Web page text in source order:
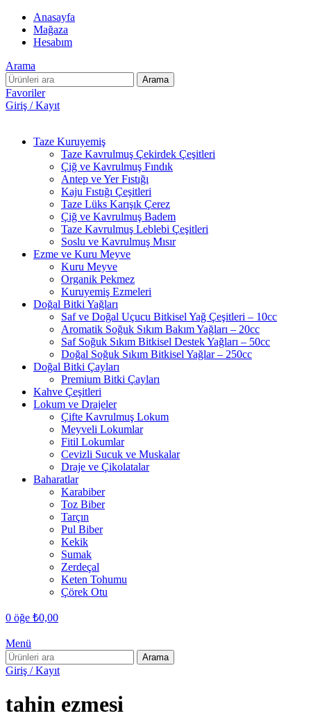
Anasayfa
Mağaza
Hesabım
Arama
Arama
Favoriler
Giriş / Kayıt
Taze Kuruyemiş
Taze Kavrulmuş Çekirdek Çeşitleri
Çiğ ve Kavrulmuş Fındık
Antep ve Yer Fıstığı
Kaju Fıstığı Çeşitleri
Taze Lüks Karışık Çerez
Çiğ ve Kavrulmuş Badem
Taze Kavrulmuş Leblebi Çeşitleri
Soslu ve Kavrulmuş Mısır
Ezme ve Kuru Meyve
Kuru Meyve
Organik Pekmez
Kuruyemiş Ezmeleri
Doğal Bitki Yağları
Saf ve Doğal Uçucu Bitkisel Yağ Çeşitleri – 10cc
Aromatik Soğuk Sıkım Bakım Yağları – 20cc
Saf Soğuk Sıkım Bitkisel Destek Yağları – 50cc
Doğal Soğuk Sıkım Bitkisel Yağlar – 250cc
Doğal Bitki Çayları
Premium Bitki Çayları
Kahve Çeşitleri
Lokum ve Drajeler
Çifte Kavrulmuş Lokum
Meyveli Lokumlar
Fitil Lokumlar
Cevizli Sucuk ve Muskalar
Draje ve Çikolatalar
Baharatlar
Karabiber
Toz Biber
Tarçın
Pul Biber
Kekik
Sumak
Zerdeçal
Keten Tohumu
Çörek Otu
0 öğe ₺0,00
Menü
Arama
Giriş / Kayıt
tahin ezmesi